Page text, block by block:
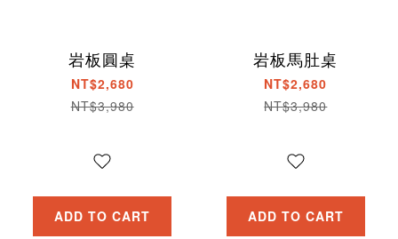
岩板圓桌
NT$2,680
NT$3,980
ADD TO CART
岩板馬肚桌
NT$2,680
NT$3,980
ADD TO CART